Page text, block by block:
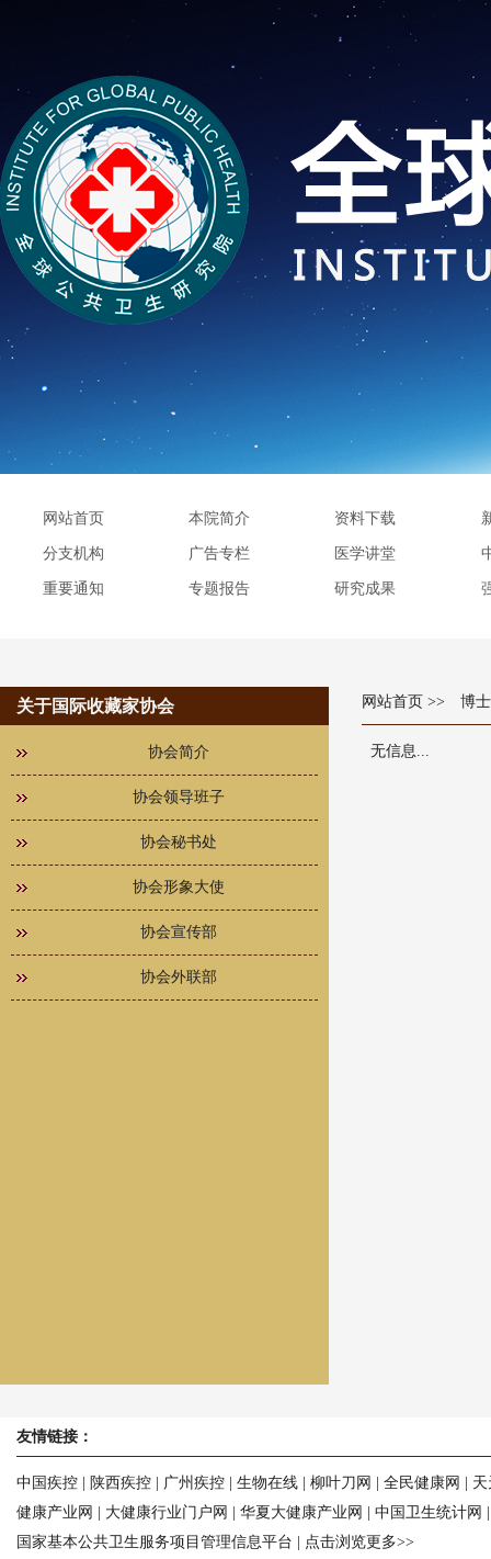
网站首页 本院简介 资料下载
分支机构 广告专栏 医学讲堂
重要通知 专题报告 研究成果
关于国际收藏家协会
协会简介
协会领导班子
协会秘书处
协会形象大使
协会宣传部
协会外联部
网站首页 >> 博士
无信息...
友情链接：
中国疾控 陕西疾控 广州疾控 生物在线 柳叶刀网 全民健康网
健康产业网
大健康行业门户网 华夏大健康产业网 中国卫生统计网
国家基本公共卫生服务项目管理信息平台
点击浏览更多>>